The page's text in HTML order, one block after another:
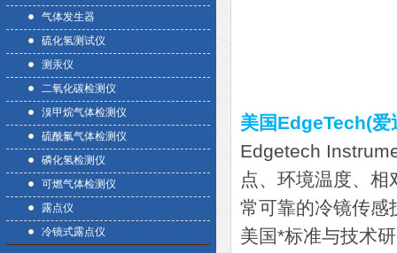
气体发生器
硫化氢测试仪
测汞仪
二氧化碳检测仪
溴甲烷气体检测仪
硫酰氟气体检测仪
磷化氢检测仪
可燃气体检测仪
露点仪
冷镜式露点仪
美国EdgeTech(
Edgetech
点、环境温度、
常可靠的冷镜传感
美国*标准与技术